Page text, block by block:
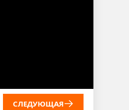
СЛЕДУЮЩАЯ